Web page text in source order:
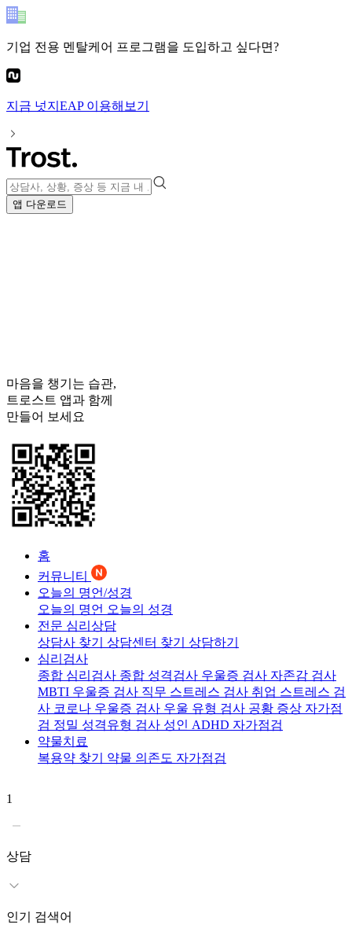
기업 전용 멘탈케어 프로그램을 도입하고 싶다면?
지금 넛지EAP이용해보기
앱 다운로드
마음을 챙기는 습관,
트로스트 앱과 함께
만들어 보세요
홈
커뮤니티
오늘의 명언/성경
오늘의 명언 오늘의 성경
전문 심리상담
상담사 찾기 상담센터 찾기 상담하기
심리검사
종합 심리검사 종합 성격검사 우울증 검사 자존감 검사
MBTI 우울증 검사 직무 스트레스 검사 취업 스트레스 검
사 코로나 우울증 검사 우울 유형 검사 공황 증상 자가점
검 정밀 성격유형 검사 성인 ADHD 자가점검
약물치료
복용약 찾기 약물 의존도 자가점검
1
상담
인기 검색어